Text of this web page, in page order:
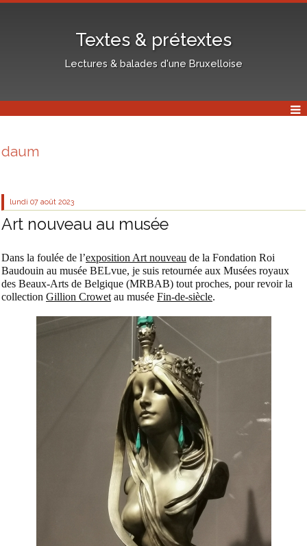
Textes & prétextes
Lectures & balades d'une Bruxelloise
daum
lundi 07 août 2023
Art nouveau au musée
Dans la foulée de l’exposition Art nouveau de la Fondation Roi
Baudouin au musée BELvue, je suis retournée aux Musées royaux
des Beaux-Arts de Belgique (MRBAB) tout proches, pour revoir la
collection Gillion Crowet au musée Fin-de-siècle.